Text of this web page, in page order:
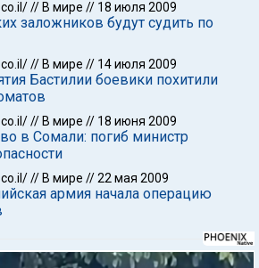
// В мире // 18 июля 2009
заложников будут судить по
// В мире // 14 июля 2009
Бастилии боевики похитили
// В мире // 18 июня 2009
в Сомали: погиб министр
// В мире //22 мая 2009
армия начала операцию